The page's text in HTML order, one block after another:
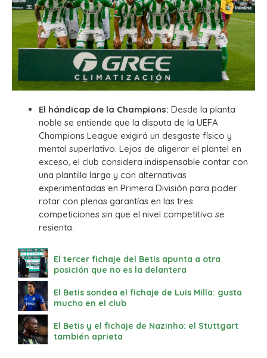
El hándicap de la Champions: Desde la planta
noble se entiende que la disputa de la UEFA
Champions League exigirá un desgaste físico y
mental superlativo. Lejos de aligerar el plantel en
exceso, el club considera indispensable contar con
una plantilla larga y con alternativas
experimentadas en Primera División para poder
rotar con plenas garantías en las tres
competiciones sin que el nivel competitivo se
resienta.
El tercer fichaje del Betis apunta a otra
posición que no es la delantera
El Betis sondea el fichaje de Luis Milla: gusta
mucho en el club
El Betis y el fichaje de Nazinho: el Stuttgart
también aprieta